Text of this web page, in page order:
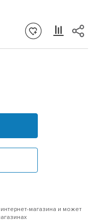
магазина и может